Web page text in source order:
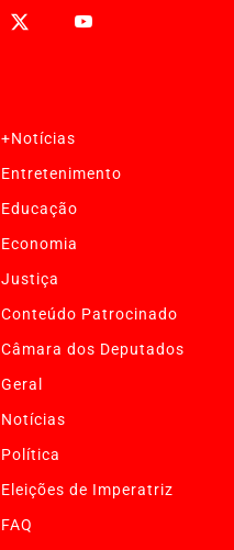
+Notícias
Entretenimento
Educação
Economia
Justiça
Conteúdo Patrocinado
Câmara dos Deputados
Geral
Notícias
Política
Eleições de Imperatriz
FAQ